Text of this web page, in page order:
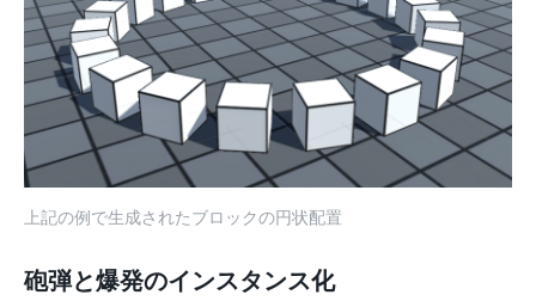
上記の例で生成されたブロックの円状配置
砲弾と爆発のインスタンス化